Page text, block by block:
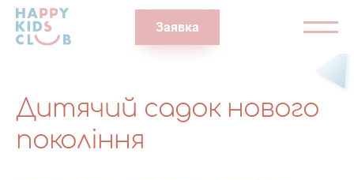
Заявка
Дитячий садок нового
покоління